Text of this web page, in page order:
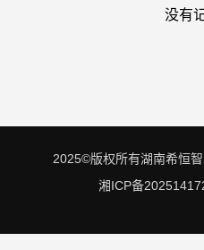
没有
2025©版权所有湖南希恒
湘ICP备